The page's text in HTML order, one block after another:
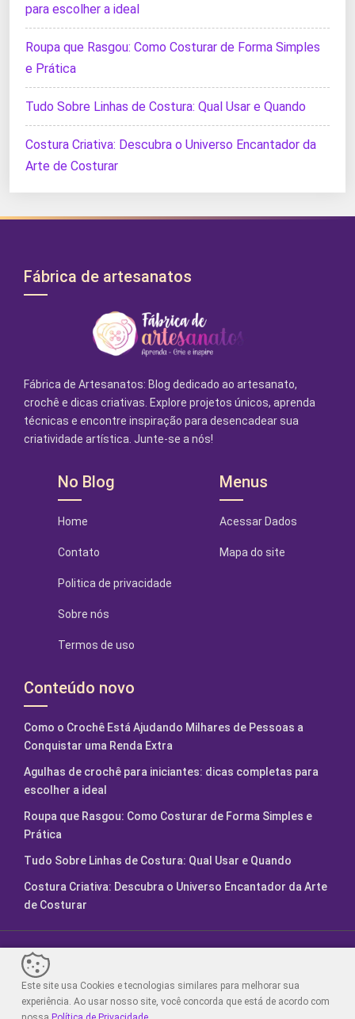
para escolher a ideal
Roupa que Rasgou: Como Costurar de Forma Simples
e Prática
Tudo Sobre Linhas de Costura: Qual Usar e Quando
Costura Criativa: Descubra o Universo Encantador da
Arte de Costurar
Fábrica de artesanatos
Fábrica de Artesanatos: Blog dedicado ao artesanato,
crochê e dicas criativas. Explore projetos únicos, aprenda
técnicas e encontre inspiração para desencadear sua
criatividade artística. Junte-se a nós!
No Blog
Home
Contato
Politica de privacidade
Sobre nós
Termos de uso
Menus
Acessar Dados
Mapa do site
Conteúdo novo
Como o Crochê Está Ajudando Milhares de Pessoas a
Conquistar uma Renda Extra
Agulhas de crochê para iniciantes: dicas completas para
escolher a ideal
Roupa que Rasgou: Como Costurar de Forma Simples e
Prática
Tudo Sobre Linhas de Costura: Qual Usar e Quando
Costura Criativa: Descubra o Universo Encantador da Arte
de Costurar
Este site usa Cookies e tecnologias similares para melhorar sua
experiência. Ao usar nosso site, você concorda que está de acordo com
Sair da versão mobile